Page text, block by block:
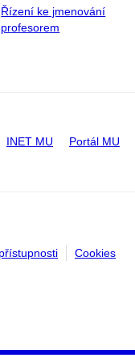
Řízení ke jmenování
profesorem
INET MU Portál MU
Cookies